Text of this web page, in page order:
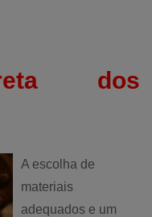
dos
A escolha de
materiais
adequados e um